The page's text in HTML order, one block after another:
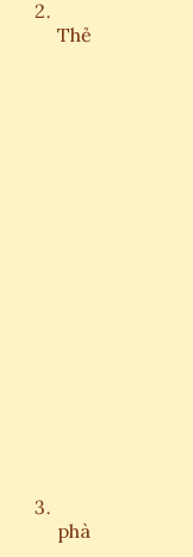
Thẻ
phà